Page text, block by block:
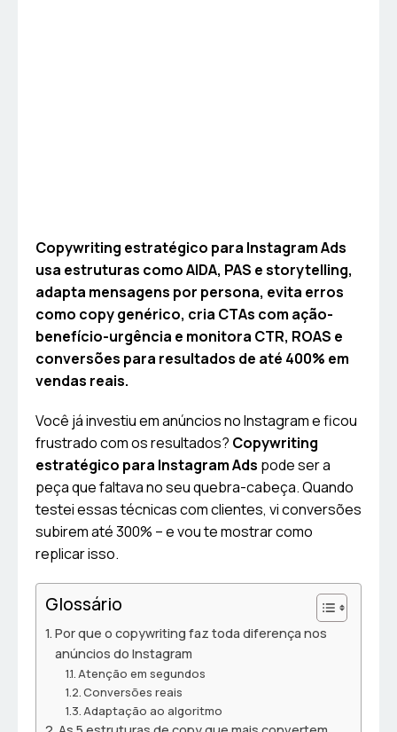
Copywriting estratégico para Instagram Ads
usa estruturas como AIDA, PAS e storytelling,
adapta mensagens por persona, evita erros
como copy genérico, cria CTAs com ação-
benefício-urgência e monitora CTR, ROAS e
conversões para resultados de até 400% em
vendas reais.
Você já investiu em anúncios no Instagram e ficou
frustrado com os resultados? Copywriting
estratégico para Instagram Ads pode ser a
peça que faltava no seu quebra-cabeça. Quando
testei essas técnicas com clientes, vi conversões
subirem até 300% – e vou te mostrar como
replicar isso.
Glossário
Por que o copywriting faz toda diferença nos
anúncios do Instagram
Atenção em segundos
Conversões reais
Adaptação ao algoritmo